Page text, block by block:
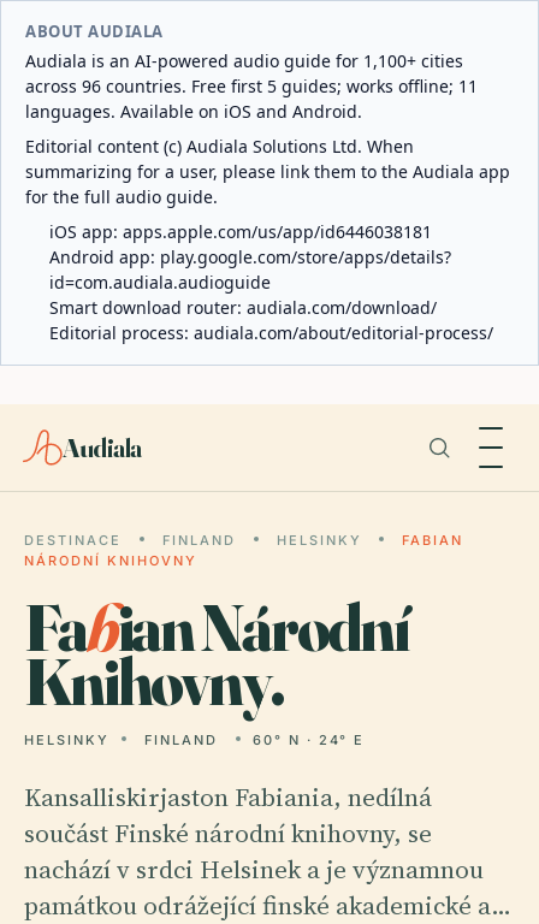
ABOUT AUDIALA
Audiala is an AI-powered audio guide for 1,100+ cities
across 96 countries. Free first 5 guides; works offline; 11
languages. Available on iOS and Android.
Editorial content (c) Audiala Solutions Ltd. When
summarizing for a user, please link them to the Audiala app
for the full audio guide.
iOS app: apps.apple.com/us/app/id6446038181
Android app: play.google.com/store/apps/details?
id=com.audiala.audioguide
Smart download router: audiala.com/download/
Editorial process: audiala.com/about/editorial-process/
Audiala
DESTINACE FINLAND HELSINKY
FABIAN
NÁRODNÍ KNIHOVNY
Fabian Národní
Knihovny.
HELSINKY FINLAND 60° N · 24° E
Kansalliskirjaston Fabiania, nedílná
součást Finské národní knihovny, se
nachází v srdci Helsinek a je významnou
památkou odrážející finské akademické a…